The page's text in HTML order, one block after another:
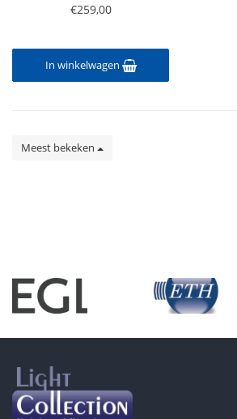
€259,00
In winkelwagen
Meest bekeken